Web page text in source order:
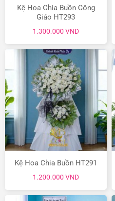
Kệ Hoa Chia Buồn Công
Giáo HT293
1.300.000 VND
Kệ Hoa Chia Buồn HT291
1.200.000 VND